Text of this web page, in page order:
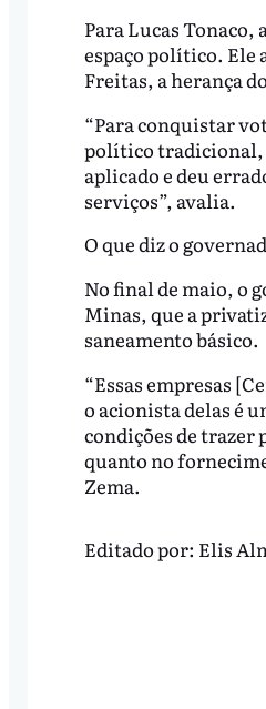
Para Lucas
espaço político. Ele
Freitas, a herança
“Para conquistar
político tradicional,
aplicado e deu
serviços”, avalia.
O que diz o
No final de maio, o
Minas, que a
saneamento básico.
“Essas empresas
o acionista delas é
condições de trazer
quanto no
Zema.
Editado por: Elis